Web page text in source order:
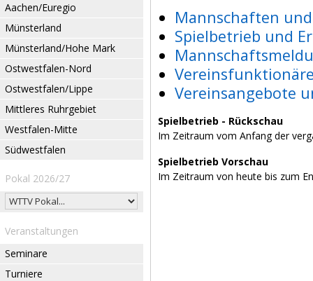
Aachen/Euregio
Münsterland
Münsterland/Hohe Mark
Ostwestfalen-Nord
Ostwestfalen/Lippe
Mittleres Ruhrgebiet
Westfalen-Mitte
Südwestfalen
Pokal 2026/27
Veranstaltungen
Seminare
Turniere
Mannschaften
Spielbetrieb und
Vereinsangebote
Spielbetrieb - Rückschau
Im Zeitraum vom Anfang der
Spielbetrieb Vorschau
Im Zeitraum von heute bis zum